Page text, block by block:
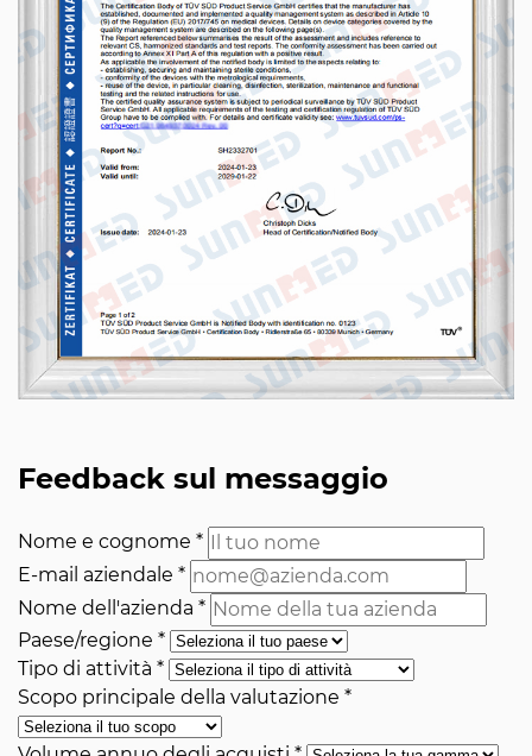
Feedback sul messaggio
Nome e cognome *
E-mail aziendale *
Nome dell'azienda *
Paese/regione *
Tipo di attività *
Scopo principale della valutazione *